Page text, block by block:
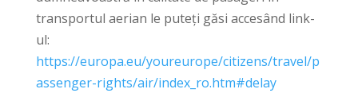
transportul aerian le puteți găsi accesând link-
ul:
https://europa.eu/youreurope/citizens/travel/p
assenger-rights/air/index_ro.htm#delay